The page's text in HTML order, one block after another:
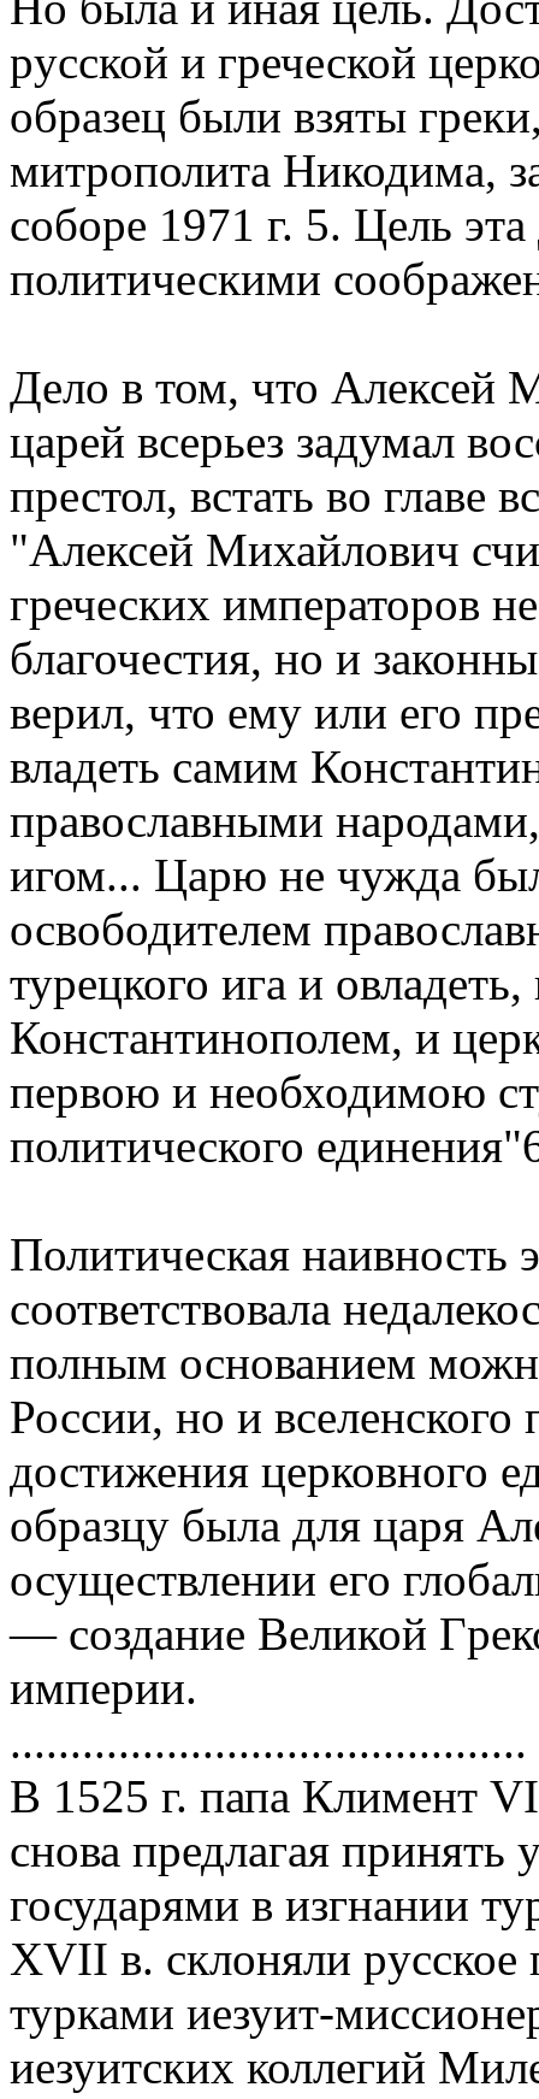
pусской и гpеческой
обpазец были взяты
митpополита Hикодима,
собоpе 1971 г. 5. Цель
политическими
Дело в том, что Алексей
цаpей всеpьез задумал
пpестол, встать во главе
"Алексей Михайлович
гpеческих импеpатоpов
благочестия, но и
веpил, что ему или его
владеть самим
пpавославными
игом... Цаpю не чужда
освободителем
туpецкого ига и
Константинополем, и
пеpвою и необходимою
политического
Политическая наивность
соответствовала
полным основанием
России, но и
достижения цеpковного
обpазцу была для цаpя
осуществлении его
— создание Великой
импеpии.
...........................................
В 1525 г. папа Климент
снова пpедлагая пpинять
госудаpями в изгнании
XVII в. склоняли pусское
туpками иезуит-
иезуитских коллегий